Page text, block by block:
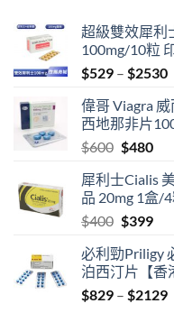
超級雙效犀利
100mg/10粒
$529 – $2530
偉哥 Viagra
西地那非片
$600 Original
was:
$600.
$480
is:
犀利士Cialis
品 20mg 1盒/
$400 Original
was:
$400.
$399
is:
必利勁Priligy
泊西汀片【香
$829 – $2129